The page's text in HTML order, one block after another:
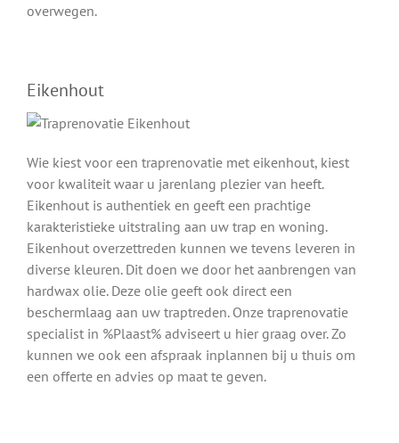
overwegen.
Eikenhout
Wie kiest voor een traprenovatie met eikenhout, kiest
voor kwaliteit waar u jarenlang plezier van heeft.
Eikenhout is authentiek en geeft een prachtige
karakteristieke uitstraling aan uw trap en woning.
Eikenhout overzettreden kunnen we tevens leveren in
diverse kleuren. Dit doen we door het aanbrengen van
hardwax olie. Deze olie geeft ook direct een
beschermlaag aan uw traptreden. Onze traprenovatie
specialist in %Plaast% adviseert u hier graag over. Zo
kunnen we ook een afspraak inplannen bij u thuis om
een offerte en advies op maat te geven.